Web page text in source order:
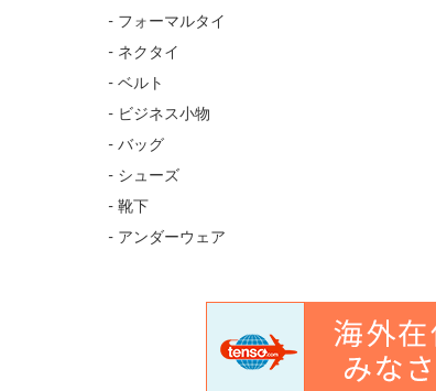
- フォーマルタイ
- ネクタイ
- ベルト
- ビジネス小物
- バッグ
- シューズ
- 靴下
- アンダーウェア